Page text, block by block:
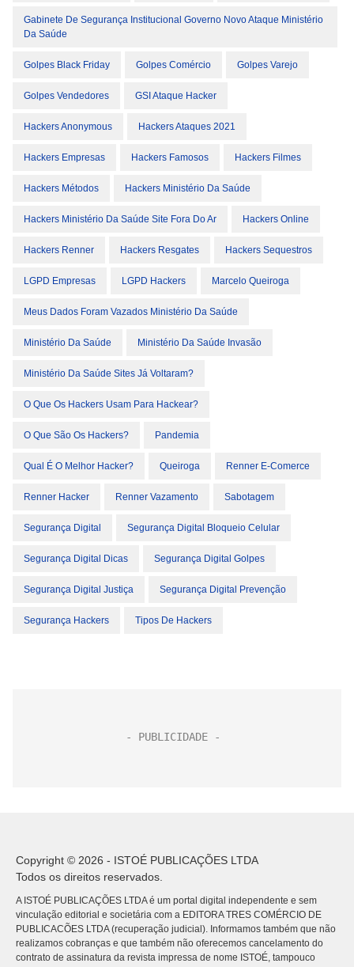
Gabinete De Segurança Institucional Governo Novo Ataque Ministério
Da Saúde
Golpes Black Friday Golpes Comércio Golpes Varejo
Golpes Vendedores GSI Ataque Hacker
Hackers Anonymous Hackers Ataques 2021
Hackers Empresas Hackers Famosos Hackers Filmes
Hackers Métodos Hackers Ministério Da Saúde
Hackers Ministério Da Saúde Site Fora Do Ar Hackers Online
Hackers Renner Hackers Resgates Hackers Sequestros
LGPD Empresas LGPD Hackers Marcelo Queiroga
Meus Dados Foram Vazados Ministério Da Saúde
Ministério Da Saúde Ministério Da Saúde Invasão
Ministério Da Saúde Sites Já Voltaram?
O Que Os Hackers Usam Para Hackear?
O Que São Os Hackers? Pandemia
Qual É O Melhor Hacker? Queiroga Renner E-Comerce
Renner Hacker Renner Vazamento Sabotagem
Segurança Digital Segurança Digital Bloqueio Celular
Segurança Digital Dicas Segurança Digital Golpes
Segurança Digital Justiça Segurança Digital Prevenção
Segurança Hackers Tipos De Hackers
Copyright © 2026 - ISTOÉ PUBLICAÇÕES LTDA
Todos os direitos reservados.
A ISTOÉ PUBLICAÇÕES LTDA é um portal digital independente e sem
vinculação editorial e societária com a EDITORA TRES COMÉRCIO DE
PUBLICACÕES LTDA (recuperação judicial). Informamos também que não
realizamos cobranças e que também não oferecemos cancelamento do
contrato de assinatura da revista impressa de nome ISTOÉ, tampouco